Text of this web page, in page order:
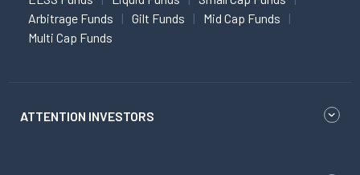
Arbitrage Funds
Gilt Funds
Mid Cap Funds
Multi Cap Funds
ATTENTION INVESTORS